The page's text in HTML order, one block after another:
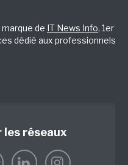
de IT News Info, 1er
dédié aux professionnels
les réseaux